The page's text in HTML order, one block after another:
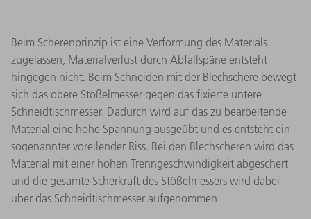
Beim Scherenprinzip ist eine Verformung des Materials
zugelassen, Materialverlust durch Abfallspäne entsteht
hingegen nicht. Beim Schneiden mit der Blechschere bewegt
sich das obere Stößelmesser gegen das fixierte untere
Schneidtischmesser. Dadurch wird auf das zu bearbeitende
Material eine hohe Spannung ausgeübt und es entsteht ein
sogenannter voreilender Riss. Bei den Blechscheren wird das
Material mit einer hohen Trenngeschwindigkeit abgeschert
und die gesamte Scherkraft des Stößelmessers wird dabei
über das Schneidtischmesser aufgenommen.